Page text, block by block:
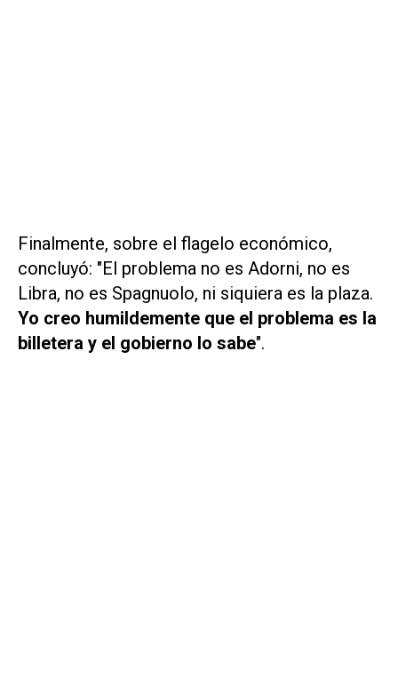
Finalmente, sobre el flagelo económico,
concluyó: "El problema no es Adorni, no es
Libra, no es Spagnuolo, ni siquiera es la plaza.
Yo creo humildemente que el problema es la
billetera y el gobierno lo sabe".